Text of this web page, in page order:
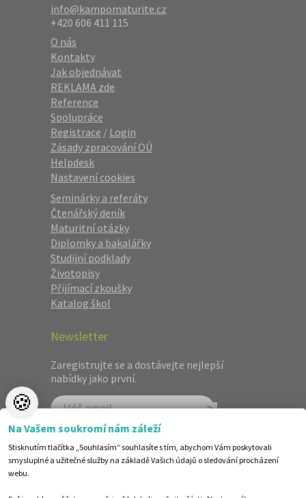
info@kampomaturite.cz
+420 606 411 115
O nás
Kontakty
Jak objednávat
REKLAMA zde
Reference
Spolupráce
Registrace / Login
Zásady zpracování OÚ
Helpdesk
Nastavení cookies
Seminárky a referáty
Čtenářský deník
Maturitní otázky
Diplomky a bakalářky
Studijní podklady
Životopisy
Přijímací zkoušky
Katalog škol
Newsletter
Zaregistrujte se a dostávejte nejlepší
nabídky jako první.
🍪
Na Vašem soukromí nám záleží
Stisknutím tlačítka „Souhlasím“ souhlasíte s tím, abychom Vám poskytovali
smysluplné a užitečné služby na základě Vašich údajů o sledování procházení
webu.